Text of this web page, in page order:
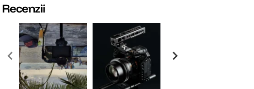
Placuta compatibila Arca-Type
DETALII PRODUCATOR
Recenzii